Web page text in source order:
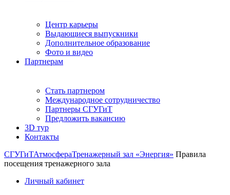
Центр карьеры
Выдающиеся выпускники
Дополнительное образование
Фото и видео
Партнерам
Стать партнером
Международное сотрудничество
Партнеры СГУГиТ
Предложить вакансию
3D тур
Контакты
СГУГиТАтмосфераТренажерный зал «Энергия» Правила
посещения тренажерного зала
Личный кабинет